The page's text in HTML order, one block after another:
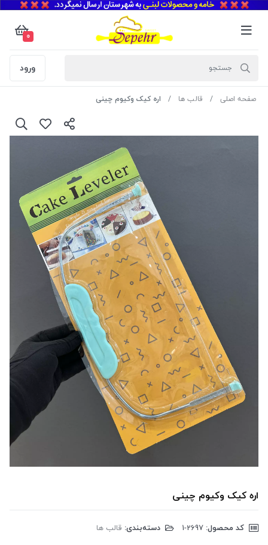
0
ورود
صفحه اصلی قالب ها اره کیک وکیوم چینی
اره کیک وکیوم چینی
کد محصول: دسته‌بندی: قالب ها